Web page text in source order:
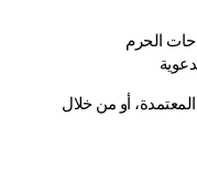
الحرم
عبر المواقع الرسمية للجمعيات المعتمدة، أو من خلال